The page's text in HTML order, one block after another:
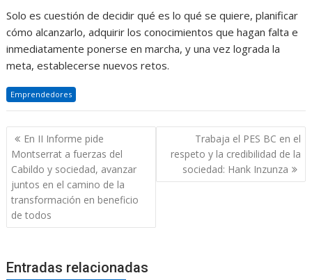
Solo es cuestión de decidir qué es lo qué se quiere, planificar
cómo alcanzarlo, adquirir los conocimientos que hagan falta e
inmediatamente ponerse en marcha, y una vez lograda la
meta, establecerse nuevos retos.
Emprendedores
Navegación
de
entradas
En II Informe pide
Montserrat a fuerzas del
Cabildo y sociedad, avanzar
juntos en el camino de la
transformación en beneficio
de todos
Trabaja el PES BC en el
respeto y la credibilidad de la
sociedad: Hank Inzunza
Entradas relacionadas